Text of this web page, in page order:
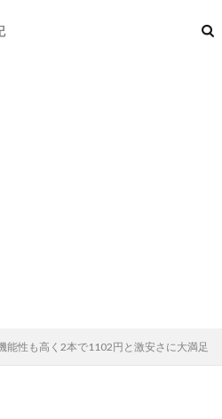
能性も高く2本で1102円と激安さに大満足